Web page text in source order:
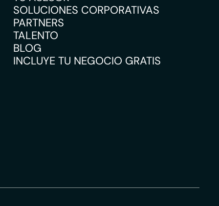
SOLUCIONES CORPORATIVAS
PARTNERS
TALENTO
BLOG
INCLUYE TU NEGOCIO GRATIS